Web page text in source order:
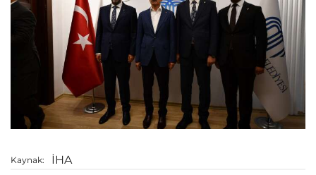
Kaynak: İHA